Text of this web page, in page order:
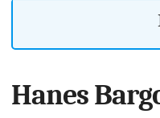
Hanes